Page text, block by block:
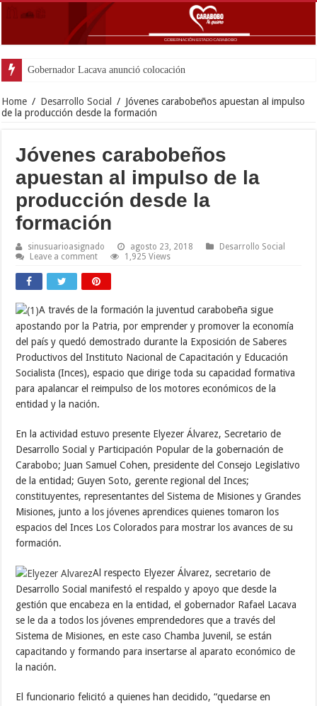
Gobernador Lacava anunció colocación de más de mil 500
Home / Desarrollo Social / Jóvenes carabobeños apuestan al impulso
de la producción desde la formación
Jóvenes carabobeños
apuestan al impulso de la
producción desde la
formación
sinusuarioasignado agosto 23, 2018
Desarrollo Social
Leave a comment
1,925 Views
A través de la formación la juventud carabobeña sigue
apostando por la Patria, por emprender y promover la economía
del país y quedó demostrado durante la Exposición de Saberes
Productivos del Instituto Nacional de Capacitación y Educación
Socialista (Inces), espacio que dirige toda su capacidad formativa
para apalancar el reimpulso de los motores económicos de la
entidad y la nación.
En la actividad estuvo presente Elyezer Álvarez, Secretario de
Desarrollo Social y Participación Popular de la gobernación de
Carabobo; Juan Samuel Cohen, presidente del Consejo Legislativo
de la entidad; Guyen Soto, gerente regional del Inces;
constituyentes, representantes del Sistema de Misiones y Grandes
Misiones, junto a los jóvenes aprendices quienes tomaron los
espacios del Inces Los Colorados para mostrar los avances de su
formación.
Al respecto Elyezer Álvarez, secretario de
Desarrollo Social manifestó el respaldo y apoyo que desde la
gestión que encabeza en la entidad, el gobernador Rafael Lacava
se le da a todos los jóvenes emprendedores que a través del
Sistema de Misiones, en este caso Chamba Juvenil, se están
capacitando y formando para insertarse al aparato económico de
la nación.
El funcionario felicitó a quienes han decidido, “quedarse en